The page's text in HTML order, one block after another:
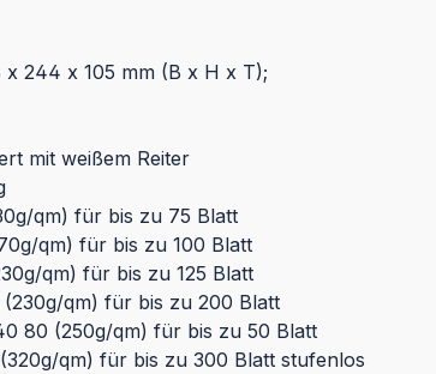
244 x 105 mm (B x H x T);
mit weißem Reiter
qm) für bis zu 75 Blatt
qm) für bis zu 100 Blatt
qm) für bis zu 125 Blatt
qm) für bis zu 200 Blatt
80 (250g/qm) für bis zu 50 Blatt
qm) für bis zu 300 Blatt stufenlos